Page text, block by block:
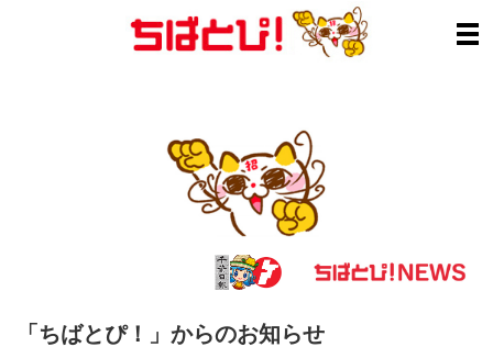
「ちばとぴ！」からのお知らせ